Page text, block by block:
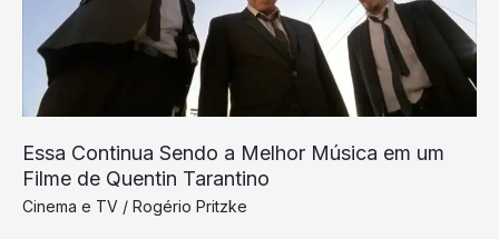
Essa Continua Sendo a Melhor Música em um
Filme de Quentin Tarantino
Cinema e TV / Rogério Pritzke
Música
em
Filme
Quentin